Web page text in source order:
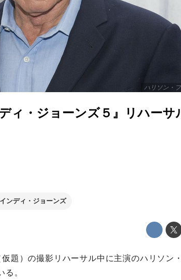
ハリソン・
ィ・ジョーンズ５』リハーサ
インディ・ジョーンズ
題）の撮影リハーサル中に主演のハリソン
る。